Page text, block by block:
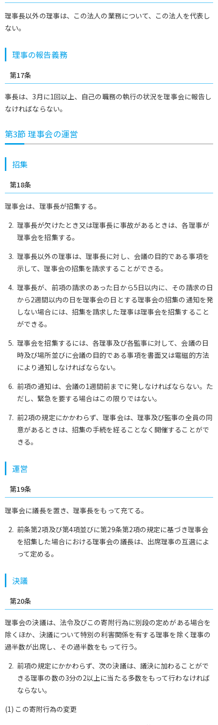
理事長以外の理事は、この法人の業務について、この法人を代表し
ない。
理事の報告義務
第17条
事長は、3月に1回以上、自己の職務の執行の状況を理事会に報告し
なければならない。
第3節 理事会の運営
招集
第18条
理事会は、理事長が招集する。
理事長が欠けたとき又は理事長に事故があるときは、各理事が
理事会を招集する。
理事長以外の理事は、理事長に対し、会議の目的である事項を
示して、理事会の招集を請求することができる。
理事長が、前項の請求のあった日から5日以内に、その請求の日
から2週間以内の日を理事会の日とする理事会の招集の通知を発
しない場合には、招集を請求した理事は理事会を招集すること
ができる。
理事会を招集するには、各理事及び各監事に対して、会議の日
時及び場所並びに会議の目的である事項を書面又は電磁的方法
により通知しなければならない。
前項の通知は、会議の1週間前までに発しなければならない。た
だし、緊急を要する場合はこの限りではない。
前2項の規定にかかわらず、理事会は、理事及び監事の全員の同
意があるときは、招集の手続を経ることなく開催することがで
きる。
運営
第19条
理事会に議長を置き、理事長をもって充てる。
前条第2項及び第4項並びに第29条第2項の規定に基づき理事会
を招集した場合における理事会の議長は、出席理事の互選によ
って定める。
決議
第20条
理事会の決議は、法令及びこの寄附行為に別段の定めがある場合を
除くほか、決議について特別の利害関係を有する理事を除く理事の
過半数が出席し、その過半数をもって行う。
前項の規定にかかわらず、次の決議は、議決に加わることがで
きる理事の数の3分の2以上に当たる多数をもって行わなければ
ならない。
(1) この寄附行為の変更